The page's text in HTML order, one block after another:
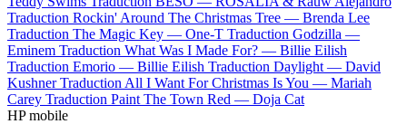
Traduction Rockin' Around The Christmas Tree — Brenda Lee
Traduction The Magic Key — One-T Traduction Godzilla —
Eminem Traduction What Was I Made For? — Billie Eilish
Traduction Emorio — Billie Eilish Traduction Daylight — David
Kushner Traduction All I Want For Christmas Is You — Mariah
Carey Traduction Paint The Town Red — Doja Cat
HP mobile